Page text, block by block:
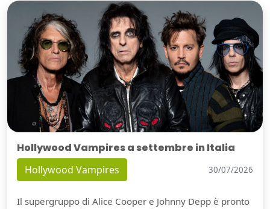
Hollywood Vampires a settembre in Italia
Hollywood Vampires 30/07/2026
Il supergruppo di Alice Cooper e Johnny Depp è pronto